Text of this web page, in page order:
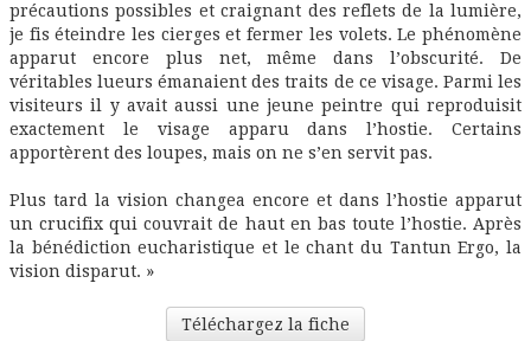
précautions possibles et craignant des reflets de la lumière,
je fis éteindre les cierges et fermer les volets. Le phénomène
apparut encore plus net, même dans l’obscurité. De
véritables lueurs émanaient des traits de ce visage. Parmi les
visiteurs il y avait aussi une jeune peintre qui reproduisit
exactement le visage apparu dans l’hostie. Certains
apportèrent des loupes, mais on ne s’en servit pas.
Plus tard la vision changea encore et dans l’hostie apparut
un crucifix qui couvrait de haut en bas toute l’hostie. Après
la bénédiction eucharistique et le chant du Tantun Ergo, la
vision disparut. »
Téléchargez la fiche